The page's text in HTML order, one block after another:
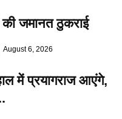
की जमानत ठुकराई
August 6, 2026
में प्रयागराज आएंगे,